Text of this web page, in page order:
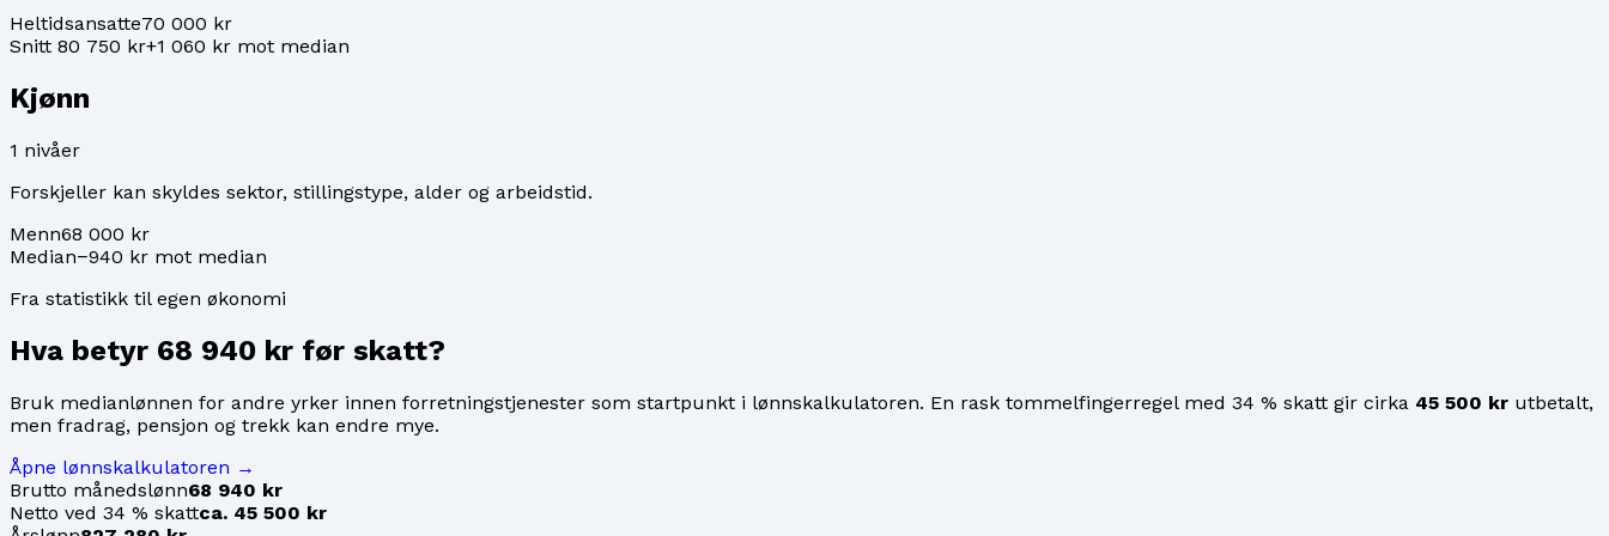
Heltidsansatte70 000 kr
Snitt 80 750 kr+1 060 kr mot median
Kjønn
1 nivåer
Forskjeller kan skyldes sektor, stillingstype, alder og arbeidstid.
Menn68 000 kr
Median−940 kr mot median
Fra statistikk til egen økonomi
Hva betyr 68 940 kr før skatt?
Bruk medianlønnen for andre yrker innen forretningstjenester som startpunkt i lønnskalkulatoren. En rask tommelfingerregel med 34 % skatt gir cirka 45 500 kr utbetalt,
men fradrag, pensjon og trekk kan endre mye.
Åpne lønnskalkulatoren →
Brutto månedslønn68 940 kr
Netto ved 34 % skattca. 45 500 kr